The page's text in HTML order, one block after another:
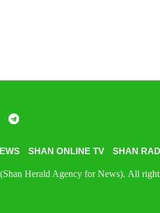
SHAN ONLINE TV SHAN
Herald Agency for News). All